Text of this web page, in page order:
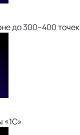
до 300–400
«1С»